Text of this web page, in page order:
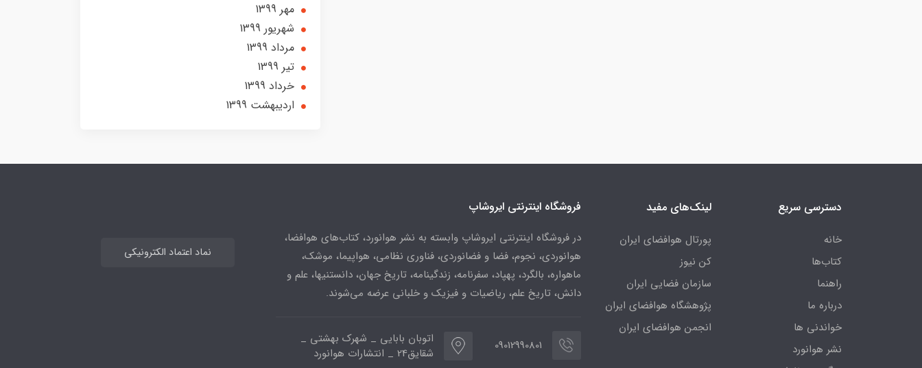
مهر 1399
شهریور 1399
مرداد 1399
تير 1399
خرداد 1399
ارديبهشت 1399
دسترسی سریع
خانه
کتاب‌ها
راهنما
درباره ما
خواندنی ها
نشر هوانورد
لینک‌های مفید
پورتال هوافضای ایران
کن نیوز
سازمان فضایی ایران
پژوهشگاه هوافضای ایران
انجمن هوافضای ایران
فروشگاه اینترنتی ایروشاپ
در فروشگاه اینترنتی ایروشاپ وابسته به نشر هوانورد، کتاب‌های هوافضا،
هوانوردی، نجوم، فضا و فضانوردی، فناوری نظامی، هواپیما، موشک،
ماهواره، بالگرد، پهپاد، سفرنامه، زندگینامه، تاریخ جهان، دانستنیها، علم و
دانش، تاریخ علم، ریاضیات و فیزیک و خلبانی عرضه می‌شوند.
09012990801
اتوبان بابایی _ شهرک بهشتی _
شقایق24 _ انتشارات هوانورد
نماد اعتماد الکترونیکی